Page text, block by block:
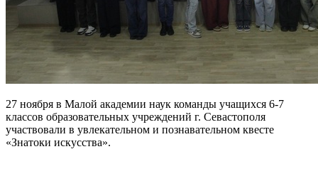
27 ноября в Малой академии наук команды учащихся 6-7
классов образовательных учреждений г. Севастополя
участвовали в увлекательном и познавательном квесте
«Знатоки искусства».